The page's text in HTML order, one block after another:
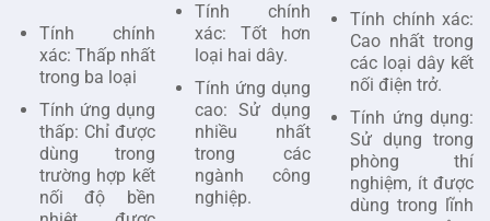
Tính chính
xác: Thấp nhất
trong ba loại
Tính ứng dụng
thấp: Chỉ được
dùng trong
trường hợp kết
nối độ bền
Tính chính
xác: Tốt hơn
loại hai dây.
Tính ứng dụng
cao: Sử dụng
nhiều nhất
trong các
ngành công
nghiệp.
Tính chính xác:
Cao nhất trong
các loại dây kết
nối điện trở.
Tính ứng dụng:
Sử dụng trong
phòng thí
nghiệm, ít được
dùng trong lĩnh